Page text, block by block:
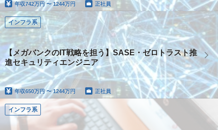
年収742万円 〜 1244万円 正社員
インフラ系
【メガバンクのIT戦略を担う】SASE・ゼロトラスト推
進セキュリティエンジニア
年収650万円 〜 1244万円 正社員
インフラ系